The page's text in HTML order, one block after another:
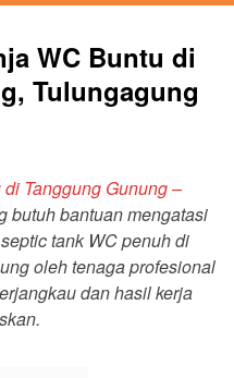
WC Buntu di
Tulungagung
Tanggung Gunung –
butuh bantuan mengatasi
tank WC penuh di
oleh tenaga profesional
dan hasil kerja